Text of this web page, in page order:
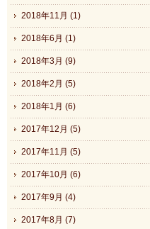
2018年11月 (1)
2018年6月 (1)
2018年3月 (9)
2018年2月 (5)
2018年1月 (6)
2017年12月 (5)
2017年11月 (5)
2017年10月 (6)
2017年9月 (4)
2017年8月 (7)